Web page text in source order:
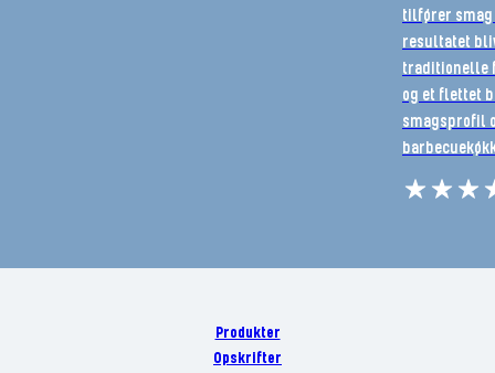
tilfører smag
resultatet
traditionelle
og et flettet
smagsprofil
Produkter
Opskrifter